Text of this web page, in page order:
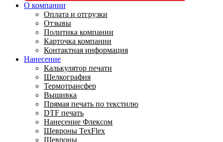
О компании
Оплата и отгрузки
Отзывы
Политика компании
Карточка компании
Контактная информация
Нанесение
Калькулятор печати
Шелкография
Термотрансфер
Вышивка
Прямая печать по текстилю
DTF печать
Нанесение Флексом
Шевроны TexFlex
Шевроны